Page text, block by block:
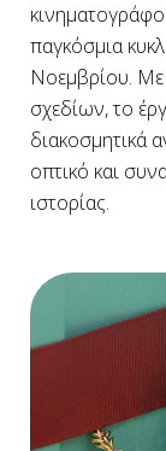
παγκόσμια
Νοεμβρίου. Με
σχεδίων, το
διακοσμητικά
οπτικό και
ιστορίας.